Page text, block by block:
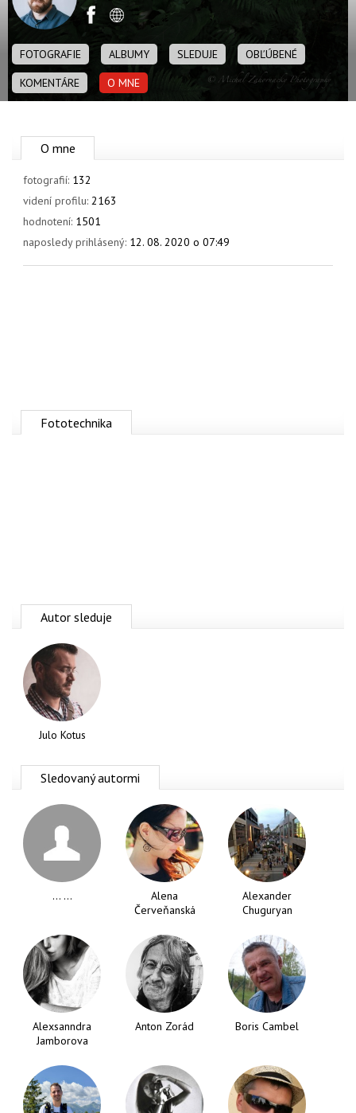
OBCHOD
FacebookWeb stránka
FOTOGRAFIE ALBUMY SLEDUJE
OBĽÚBENÉ
KOMENTÁRE
O MNE
O mne
fotografií: 132
videní profilu: 2163
hodnotení: 1501
naposledy prihlásený: 12. 08. 2020 o 07:49
Fototechnika
Autor sleduje
Julo Kotus
Sledovaný autormi
... ...
Alena
Červeňanská
Alexander
Chuguryan
Alexsanndra
Jamborova
Anton Zorád Boris Cambel